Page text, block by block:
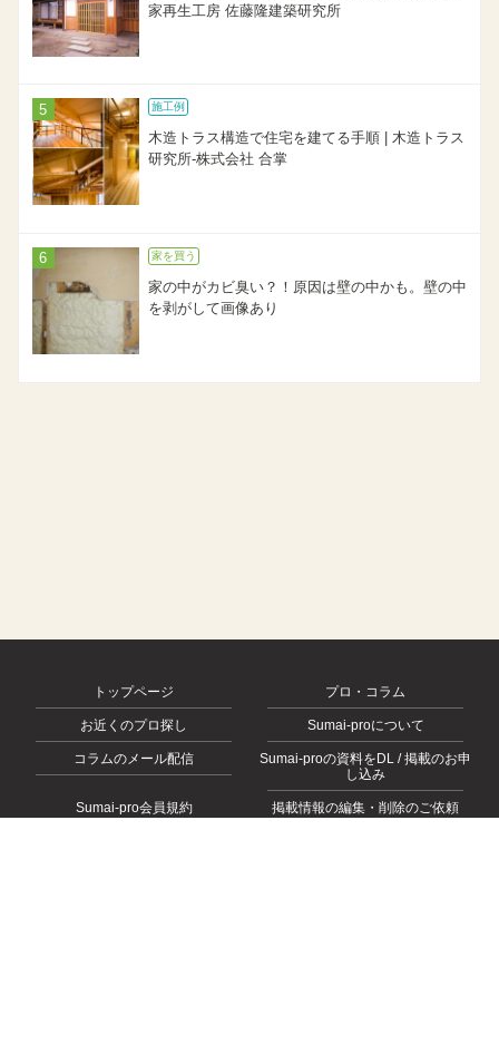
家再生工房 佐藤隆建築研究所
施工例
木造トラス構造で住宅を建てる手順 | 木造トラス
研究所-株式会社 合掌
家を買う
家の中がカビ臭い？！原因は壁の中かも。壁の中
を剥がして画像あり
トップページ プロ・コラム
お近くのプロ探し Sumai-proについて
コラムのメール配信
Sumai-proの資料をDL / 掲載のお申
し込み
Sumai-pro会員規約 掲載情報の編集・削除のご依頼